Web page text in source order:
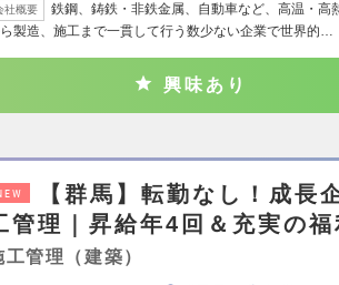
社概要
鉄鋼、鋳鉄・非鉄金属、自動車など、高温・高
製造、施工まで一貫して行う数少ない企業で世界的…
興味あり
【群馬】転勤なし！成長
管理｜昇給年4回＆充実の
工管理（建築）